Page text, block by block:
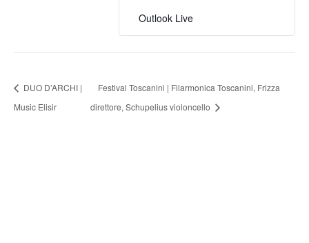
Outlook Live
DUO D’ARCHI |
Music Elisir
Festival Toscanini | Filarmonica Toscanini, Frizza
direttore, Schupelius violoncello